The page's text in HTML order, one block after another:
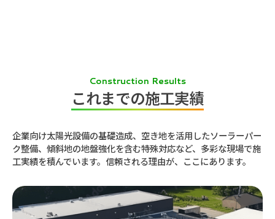
Construction Results
これまでの施工実績
企業向け太陽光設備の基礎造成、空き地を活用したソーラーパー
ク整備、傾斜地の地盤強化を含む特殊対応など、多彩な現場で施
工実績を積んでいます。信頼される理由が、ここにあります。